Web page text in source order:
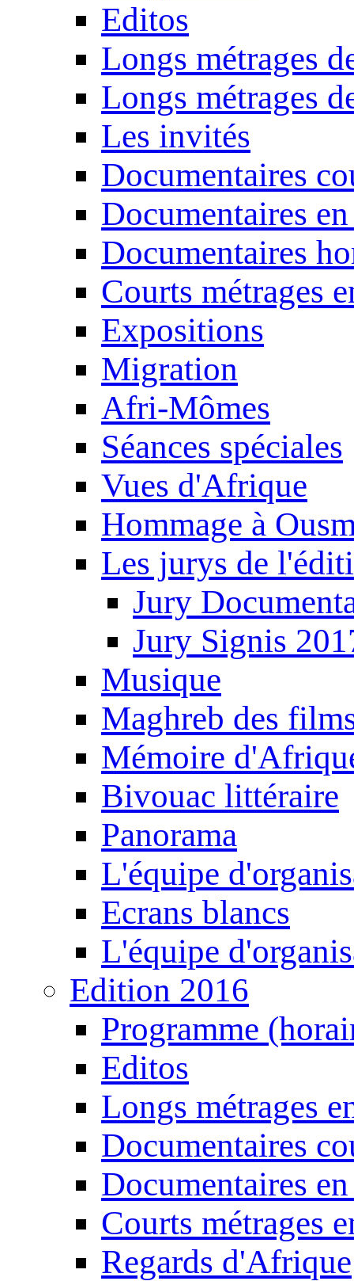
Editos
Longs métrages
Longs métrages
Les invités
Documentaires
Documentaires
Documentaires
Courts métrages
Expositions
Migration
Afri-Mômes
Séances spéciales
Vues d'Afrique
Hommage à
Les jurys de
Jury
Jury Signis
Musique
Maghreb des
Mémoire
Bivouac littéraire
Panorama
L'équipe
Ecrans blancs
L'équipe
Edition 2016
Programme
Editos
Longs métrages
Documentaires
Documentaires
Courts métrages
Regards d'Afrique